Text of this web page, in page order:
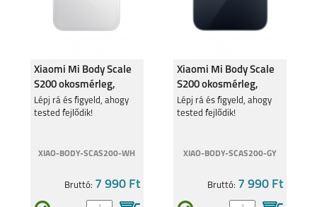
SAMSUNG GALAXY
FLIP8
SAMSUNG GALAXY
Xiaomi Mi Body Scale
S200 okosmérleg,
fehér BHR9230
Lépj rá és figyeld, ahogy
tested fejlődik!
XIAO-BODY-SCAS200-WH
Bruttó: 7 990 Ft
Xiaomi Mi Body Scale
S200 okosmérleg,
szürke BHR9239
Lépj rá és figyeld, ahogy
tested fejlődik!
XIAO-BODY-SCAS200-GY
Bruttó: 7 990 Ft